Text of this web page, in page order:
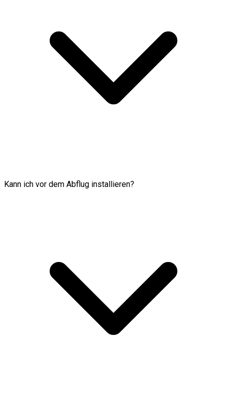
Kann ich vor dem Abflug installieren?